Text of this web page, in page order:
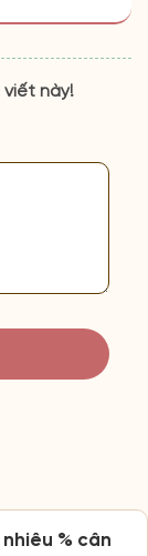
viết này!
% cân